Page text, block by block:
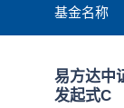
基金名称
易方达中
发起式C